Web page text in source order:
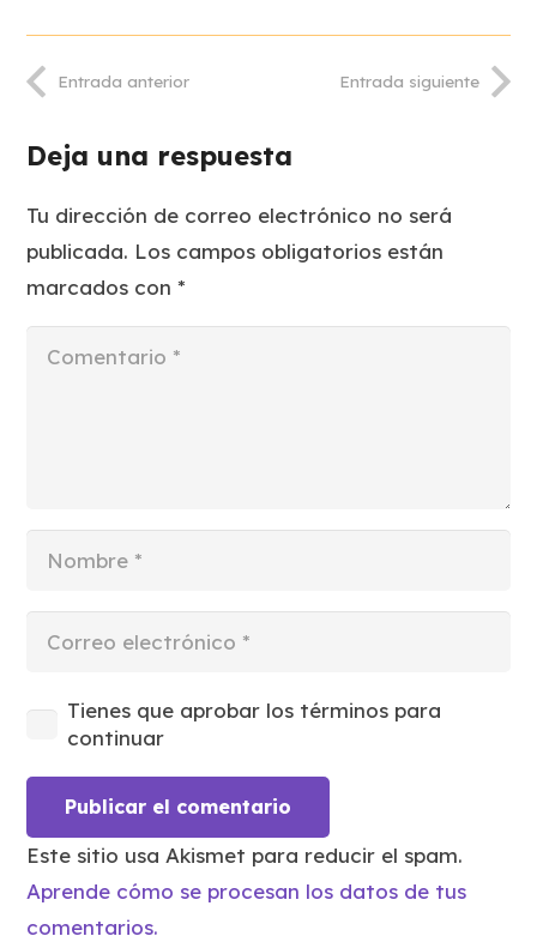
Entrada anterior Entrada siguiente
Deja una respuesta
Tu dirección de correo electrónico no será
publicada. Los campos obligatorios están
marcados con*
Tienes que aprobar los términos para
continuar
Publicar el comentario
Este sitio usa Akismet para reducir el spam.
Aprende cómo se procesan los datos de tus
comentarios.